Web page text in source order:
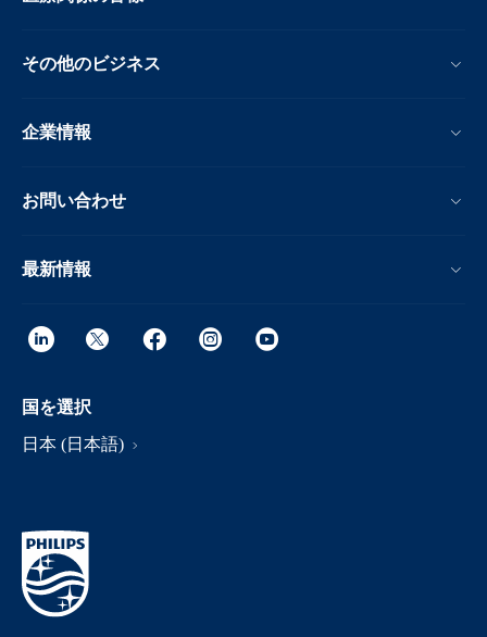
その他のビジネス
企業情報
お問い合わせ
最新情報
国を選択
日本 (日本語)